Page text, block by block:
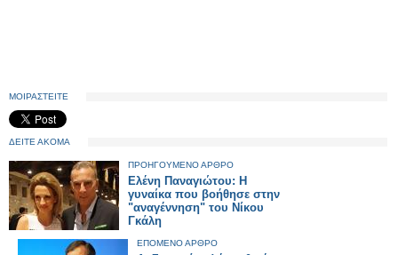
ΜΟΙΡΑΣΤΕΙΤΕ
ΔΕΙΤΕ ΑΚΟΜΑ
ΠΡΟΗΓΟΥΜΕΝΟ ΑΡΘΡΟ
Eλένη Παναγιώτου: Η
γυναίκα που βοήθησε στην
"αναγέννηση" του Νίκου
Γκάλη
ΕΠΟΜΕΝΟ ΑΡΘΡΟ